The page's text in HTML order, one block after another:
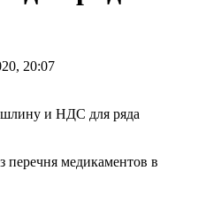
20:07
перечня медикаментов в